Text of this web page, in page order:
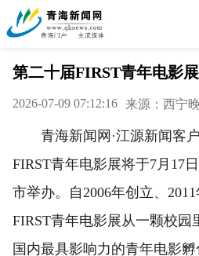
第二十届FIRST青年电影
2026-07-09 07:12:16 来源：西宁
青海新闻网·江源新闻客户
FIRST青年电影展将于7月17
市举办。自2006年创立、
FIRST青年电影展从一颗校园
国内最具影响力的青年电影